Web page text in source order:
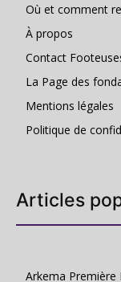
Où et comment
À propos
Contact
La Page des
Mentions légales
Politique de
Articles
Arkema Première